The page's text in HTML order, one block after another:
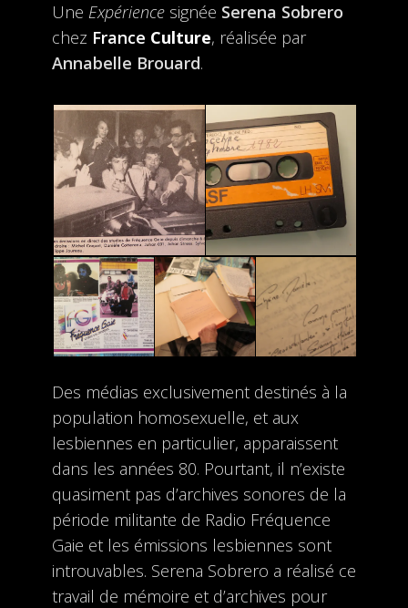
Une Expériencesignée Serena Sobrero
chez France Culture, réalisée par
Annabelle Brouard.
Des médias exclusivement destinés à la
population homosexuelle, et aux
lesbiennes en particulier, apparaissent
dans les années 80. Pourtant, il n’existe
quasiment pas d’archives sonores de la
période militante de Radio Fréquence
Gaie et les émissions lesbiennes sont
introuvables. Serena Sobrero a réalisé ce
travail de mémoire et d’archives pour